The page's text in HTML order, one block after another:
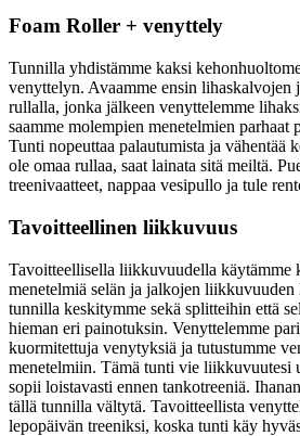
Foam Roller + venyttely
Tunnilla yhdistämme kaksi
venyttelyn. Avaamme ensin lihaskalvojen
rullalla, jonka jälkeen venyttelemme
saamme molempien menetelmien parhaat
Tunti nopeuttaa palautumista ja vähentää
ole omaa rullaa, saat lainata sitä meiltä.
treenivaatteet, nappaa vesipullo ja tule
Tavoitteellinen liikkuvuus
Tavoitteellisella liikkuvuudella käytämme
menetelmiä selän ja jalkojen liikkuvuuden
tunnilla keskitymme sekä splitteihin että
hieman eri painotuksin. Venyttelemme
kuormitettuja venytyksiä ja tutustumme
menetelmiin. Tämä tunti vie liikkuvuutesi
sopii loistavasti ennen tankotreeniä.
tällä tunnilla vältytä. Tavoitteellista
lepopäivän treeniksi, koska tunti käy